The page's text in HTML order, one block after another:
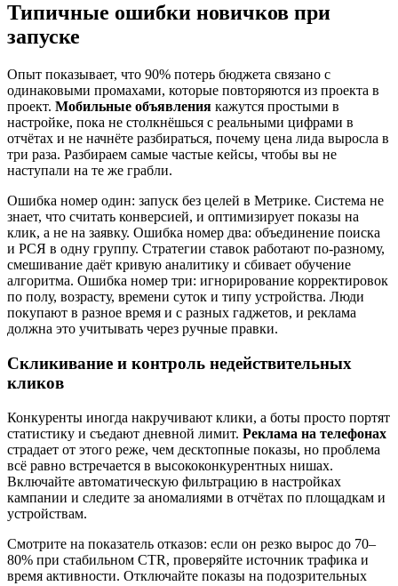
Типичные ошибки новичков при
запуске
Опыт показывает, что 90% потерь бюджета связано с
одинаковыми промахами, которые повторяются из проекта в
проект. Мобильные объявления кажутся простыми в
настройке, пока не столкнёшься с реальными цифрами в
отчётах и не начнёте разбираться, почему цена лида выросла в
три раза. Разбираем самые частые кейсы, чтобы вы не
наступали на те же грабли.
Ошибка номер один: запуск без целей в Метрике. Система не
знает, что считать конверсией, и оптимизирует показы на
клик, а не на заявку. Ошибка номер два: объединение поиска
и РСЯ в одну группу. Стратегии ставок работают по-разному,
смешивание даёт кривую аналитику и сбивает обучение
алгоритма. Ошибка номер три: игнорирование корректировок
по полу, возрасту, времени суток и типу устройства. Люди
покупают в разное время и с разных гаджетов, и реклама
должна это учитывать через ручные правки.
Скликивание и контроль недействительных
кликов
Конкуренты иногда накручивают клики, а боты просто портят
статистику и съедают дневной лимит. Реклама на телефонах
страдает от этого реже, чем десктопные показы, но проблема
всё равно встречается в высококонкурентных нишах.
Включайте автоматическую фильтрацию в настройках
кампании и следите за аномалиями в отчётах по площадкам и
устройствам.
Смотрите на показатель отказов: если он резко вырос до 70–
80% при стабильном CTR, проверяйте источник трафика и
время активности. Отключайте показы на подозрительных